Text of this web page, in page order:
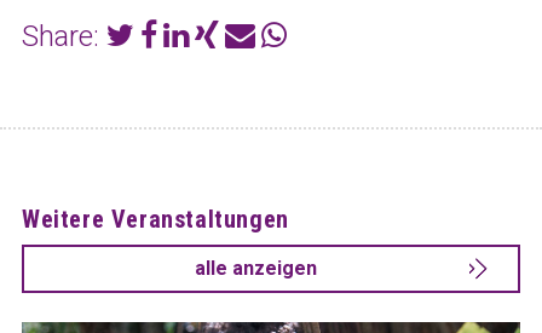
Share:
Weitere Veranstaltungen
alle anzeigen